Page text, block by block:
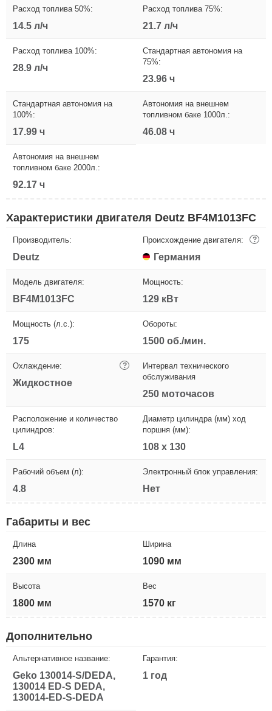
Расход топлива 50%:
14.5 л/ч
Расход топлива 75%:
21.7 л/ч
Расход топлива 100%:
28.9 л/ч
Стандартная автономия на
75%:
23.96 ч
Стандартная автономия на
100%:
17.99 ч
Автономия на внешнем
топливном баке 1000л.:
46.08 ч
Автономия на внешнем
топливном баке 2000л.:
92.17 ч
Характеристики двигателя Deutz BF4M1013FC
Производитель:
Deutz
Происхождение двигателя: ?
Германия
Модель двигателя:
BF4M1013FC
Мощность:
129 кВт
Мощность (л.с.):
175
Обороты:
1500 об./мин.
Охлаждение: ?
Жидкостное
Интервал технического
обслуживания
250 моточасов
Расположение и количество
цилиндров:
L4
Диаметр цилиндра (мм) ход
поршня (мм):
108 x 130
Рабочий объем (л):
4.8
Электронный блок управления:
Нет
Габариты и вес
Длина
2300 мм
Ширина
1090 мм
Высота
1800 мм
Вес
1570 кг
Дополнительно
Альтернативное название:
Geko 130014-S/DEDA,
130014 ED-S DEDA,
130014-ED-S-DEDA
Гарантия:
1 год